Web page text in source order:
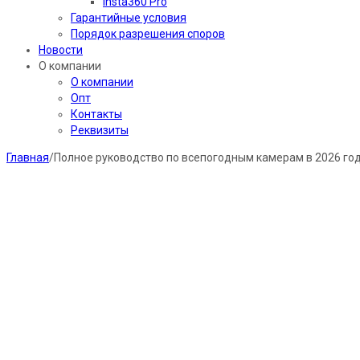
Гарантийные условия
Порядок разрешения споров
Новости
О компании
О компании
Опт
Контакты
Реквизиты
Главная/Полное руководство по всепогодным камерам в 2026